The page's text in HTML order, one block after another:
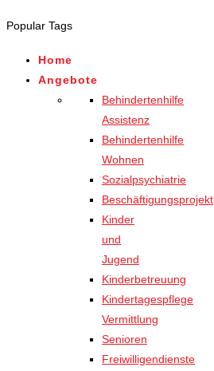
for results.
Popular Tags
Home
Angebote
Behindertenhilfe
Assistenz
Behindertenhilfe
Wohnen
Sozialpsychiatrie
Beschäftigungsprojekt
Kinder
und
Jugend
Kinderbetreuung
Kindertagespflege
Vermittlung
Senioren
Freiwilligendienste